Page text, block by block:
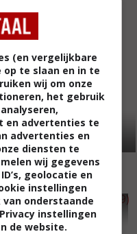
57
on Camping (1969)
(en vergelijkbare
te slaan en in te
wij om onze
het gebruik
en advertenties te
advertenties en
diensten te
wij gegevens
geolocatie en
instellingen
onderstaande
instellingen
de website.